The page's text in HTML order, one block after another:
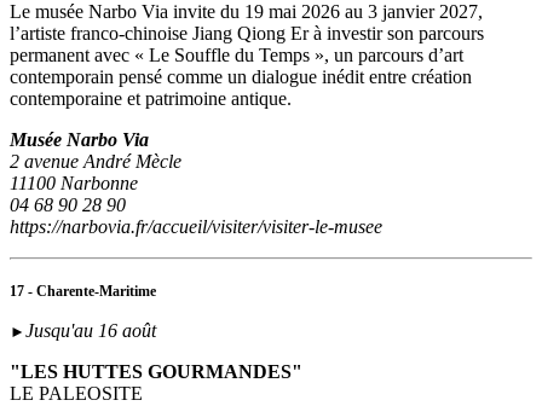
Le musée Narbo Via invite du 19 mai 2026 au 3 janvier 2027,
l’artiste franco-chinoise Jiang Qiong Er à investir son parcours
permanent avec « Le Souffle du Temps », un parcours d’art
contemporain pensé comme un dialogue inédit entre création
contemporaine et patrimoine antique.
Musée Narbo Via
2 avenue André Mècle
11100 Narbonne
04 68 90 28 90
https://narbovia.fr/accueil/visiter/visiter-le-musee
17 - Charente-Maritime
► Jusqu'au 16 août
"LES HUTTES GOURMANDES"
LE PALEOSITE